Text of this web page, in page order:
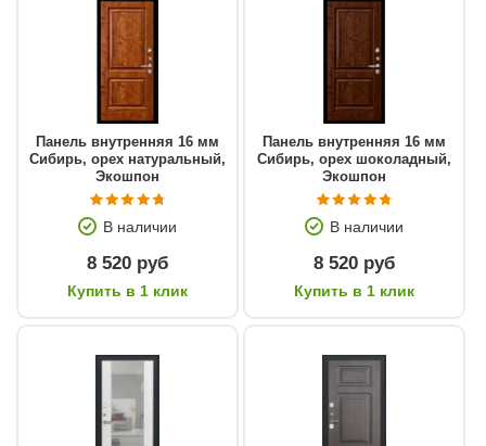
Панель внутренняя 16 мм
Сибирь, орех натуральный,
Экошпон
В наличии
8 520 руб
Купить в 1 клик
Панель внутренняя 16 мм
Сибирь, орех шоколадный,
Экошпон
В наличии
8 520 руб
Купить в 1 клик